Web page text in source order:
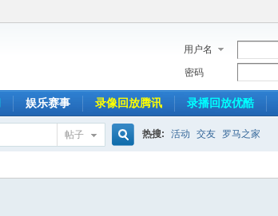
用户名
密码
娱乐赛事 录像回放腾讯 录播回放优酷
帖子 热搜: 活动 交友 罗马之家